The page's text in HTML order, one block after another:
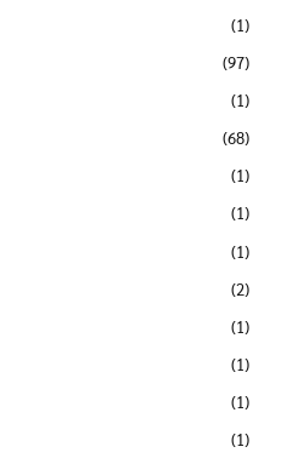
(1)
(97)
(1)
(68)
(1)
(1)
(1)
(2)
(1)
(1)
(1)
(1)